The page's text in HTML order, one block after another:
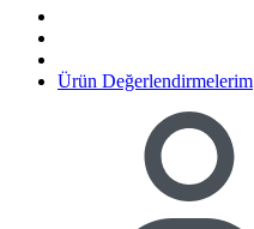
Ürün Değerlendirmelerim